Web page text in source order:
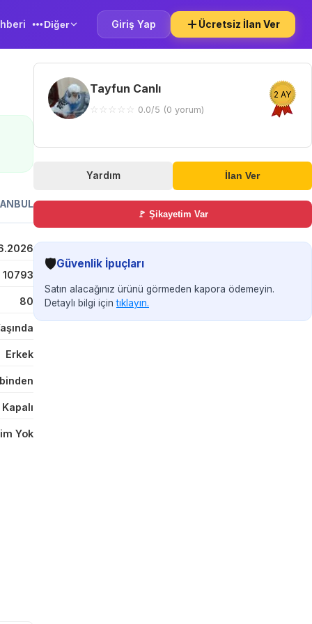
Diğer Giriş Yap Ücretsiz İlan Ver
10793
80
Erkek
Yok
Tayfun Canlı
☆ ☆ ☆ ☆ ☆ 0.0/5 (0 yorum)
2 AY
Yardım İlan Ver
🚩 Şikayetim Var
🛡️Güvenlik İpuçları
Satın alacağınız ürünü görmeden kapora ödemeyin.
Detaylı bilgi içintıklayın.